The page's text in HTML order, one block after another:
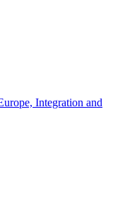
Integration and